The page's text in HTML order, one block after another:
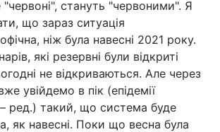
"червоні", стануть "червоними". Я
що зараз ситуація
ніж була навесні 2021 року.
які резервні були відкриті
не відкриваються. Але через
увійдемо в пік (епідемії
ред.) такий, що система буде
як навесні. Поки що весна була